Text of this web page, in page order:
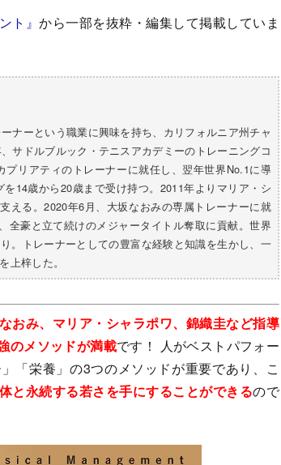
ト』から一部を抜粋・編集して掲載していま
ナーという職業に興味を持ち、カリフォルニア州チャ
サドルブルック・テニスアカデミーのトレーニングコ
リアティのトレーナーに就任し、翌年世界No.1に導
14歳から20歳まで受け持つ。2011年よりマリア・シ
える。2020年6月、大坂なおみの専属トレーナーに就
全豪と立て続けのメジャータイトル奪取に貢献。世界
。トレーナーとしての豊富な経験と知識を生かし、一
上梓した。
おみ、マリア・シャラポワ、錦織圭など指導
のメソッドが満載です！ 人がベストパフォー
「栄養」の3つのメソッドが重要であり、こ
と永続する若さを手にすることができるので